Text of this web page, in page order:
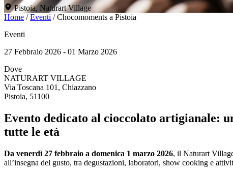
Pistoia, Naturart Village
Home /Eventi /Chocomoments a Pistoia
Eventi
27 Febbraio 2026 - 01 Marzo 2026
Dove
NATURART VILLAGE
Via Toscana 101, Chiazzano
Pistoia, 51100
Evento dedicato al cioccolato artigianale:
tutte le età
Da venerdì 27 febbraio a domenica 1 marzo 2026, il Naturart
all’insegna del gusto, tra degustazioni, laboratori, show cooking e